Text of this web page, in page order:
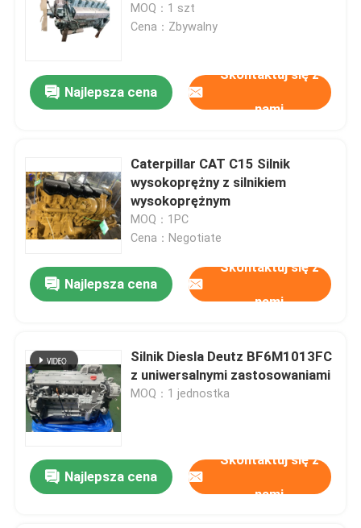
MOQ：1 szt
Cena：Zbywalny
Najlepsza cena
Skontaktuj się z
nami
Caterpillar CAT C15 Silnik
wysokoprężny z silnikiem
wysokoprężnym
MOQ：1PC
Cena：Negotiate
Najlepsza cena
Skontaktuj się z
nami
Silnik Diesla Deutz BF6M1013FC
z uniwersalnymi zastosowaniami
MOQ：1 jednostka
Najlepsza cena
Skontaktuj się z
nami